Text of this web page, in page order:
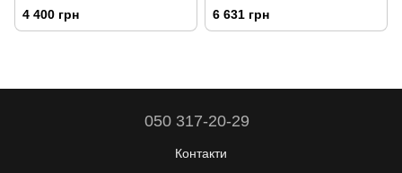
українська
4 400 грн
українська
6 631 грн
050 317-20-29
Контакти